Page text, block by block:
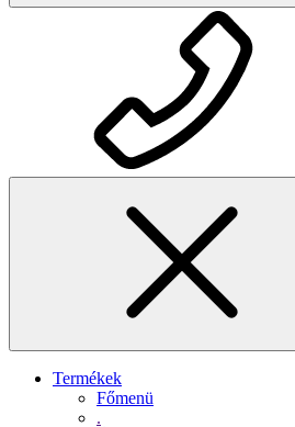
Termékek
Főmenü
.